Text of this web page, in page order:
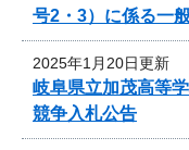
号2・3）に係る一
2025年1月20日更新
岐阜県立加茂高等
競争入札公告